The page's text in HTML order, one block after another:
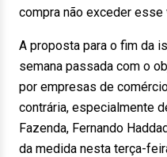
compra não exceder esse
A proposta para o fim da
semana passada com o
por empresas de
contrária, especialmente
Fazenda, Fernando
da medida nesta terça-